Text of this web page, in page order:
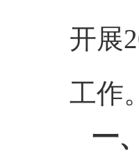
开展
工作
一